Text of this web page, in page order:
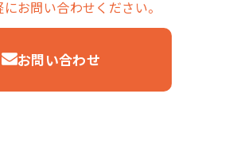
お問い合わせください。
お問い合わせ